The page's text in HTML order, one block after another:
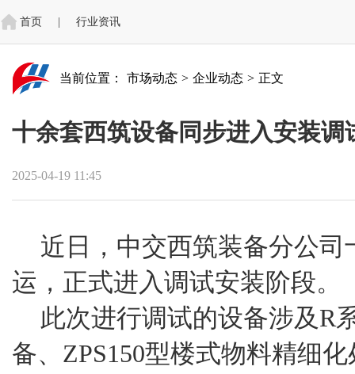
首页 行业资讯
当前位置： 市场动态 > 企业动态 > 正文
十余套西筑设备同步进入安装调
2025-04-19 11:45
近日，中交西筑装备分公
运，正式进入调试安装阶段。
此次进行调试的设备涉及R
备、ZPS150型楼式物料精细